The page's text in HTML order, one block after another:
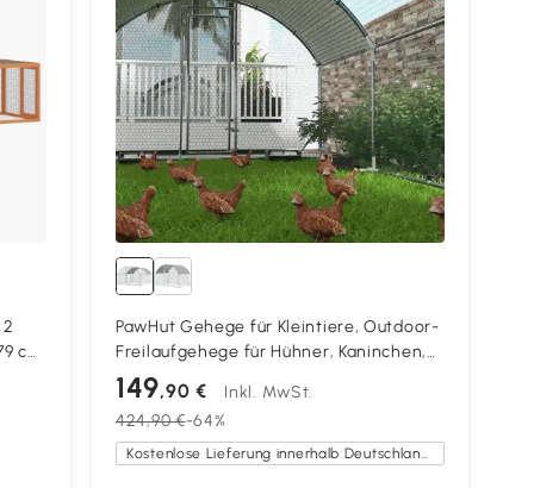
cm
PawHut Gehege für Kleintiere, Outdoor-
Freilaufgehege für Hühner, Kaninchen,
Enten, stabile Konstruktion, Stahl und
Oxford-Stoff
149,90 €
Inkl. MwSt.
424,90 €-64%
Kostenlose Lieferung innerhalb Deutschlands